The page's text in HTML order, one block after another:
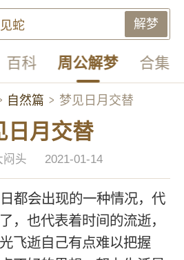
解梦
百科 周公解梦 合集
自然篇 梦见日月交替
日月交替
闷头 2021-01-14
都会出现的一种情况，代
，也代表着时间的流逝，
飞逝自己有点难以把握